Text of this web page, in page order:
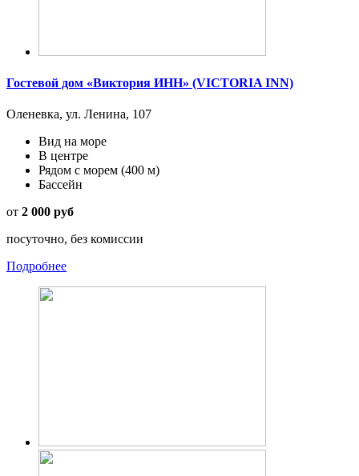
Гостевой дом «Виктория ИНН» (VICTORIA INN)
Оленевка, ул. Ленина, 107
Вид на море
В центре
Рядом с морем (400 м)
Бассейн
от 2 000 руб
посуточно, без комиссии
Подробнее